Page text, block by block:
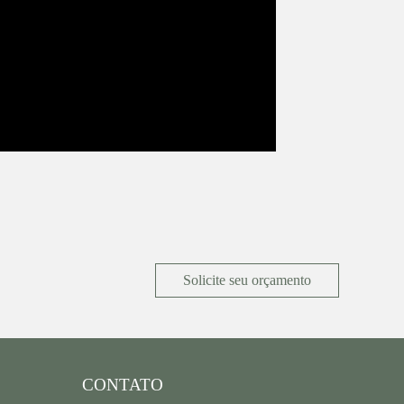
Solicite seu orçamento
CONTATO